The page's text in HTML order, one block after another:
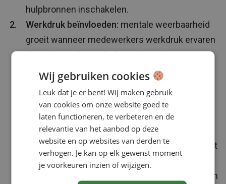
hulpbronnen inschakelen.
Werkdruk beïnvloeden: mentale weerbaarheid
groeit wanneer medewerkers werkdruk ervaren
als uitdagend, maar beheersbaar. Als
leidinggevende kun je hier direct invloed op
uitoefenen door de structurele werkbelasting
kritisch onder de loep te nemen en waar nodig
bij te sturen. Begin bijvoorbeeld met een
eenvoudige check: zijn deadlines realistisch en
weten medewerkers wat echt urgent is. Tot slot
kan een open gesprek veel verschil maken:
vraag medewerkers hoe zij de werkdruk ervaren
Wij gebruiken cookies
Leuk dat je er bent! Wij maken gebruik
van cookies om onze website goed te
laten functioneren, te verbeteren en de
relevantie van het aanbod op deze
website en op websites van derden te
verhogen. Je kan op elk gewenst moment
je voorkeuren inzien of wijzigen.